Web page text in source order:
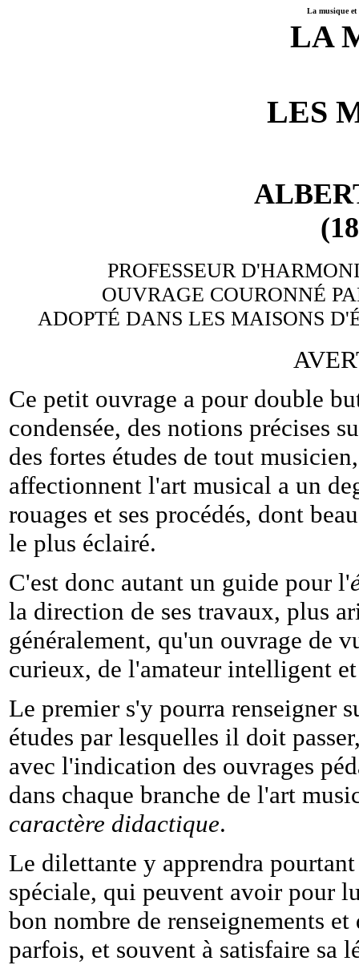
La musique et
LA
LES
PROFESSEUR
OUVRAGE COURONNÉ
ADOPTÉ DANS LES MAISONS
Ce petit ouvrage a pour double
condensée, des notions précises
des fortes études de tout
affectionnent l'art musical a un
rouages et ses procédés, dont
le plus éclairé.
C'est donc autant un guide pour l'
la direction de ses travaux, plus
généralement, qu'un ouvrage de
curieux, de l'amateur intelligent
Le premier s'y pourra renseigner
études par lesquelles il doit
avec l'indication des ouvrages
dans chaque branche de l'art
caractère didactique.
Le dilettante y apprendra
spéciale, qui peuvent avoir pour
bon nombre de renseignements
parfois, et souvent à satisfaire sa